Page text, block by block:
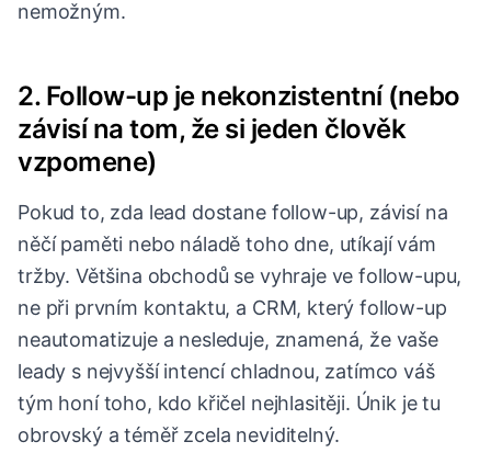
nemožným.
2. Follow-up je nekonzistentní (nebo
závisí na tom, že si jeden člověk
vzpomene)
Pokud to, zda lead dostane follow-up, závisí na
něčí paměti nebo náladě toho dne, utíkají vám
tržby. Většina obchodů se vyhraje ve follow-upu,
ne při prvním kontaktu, a CRM, který follow-up
neautomatizuje a nesleduje, znamená, že vaše
leady s nejvyšší intencí chladnou, zatímco váš
tým honí toho, kdo křičel nejhlasitěji. Únik je tu
obrovský a téměř zcela neviditelný.